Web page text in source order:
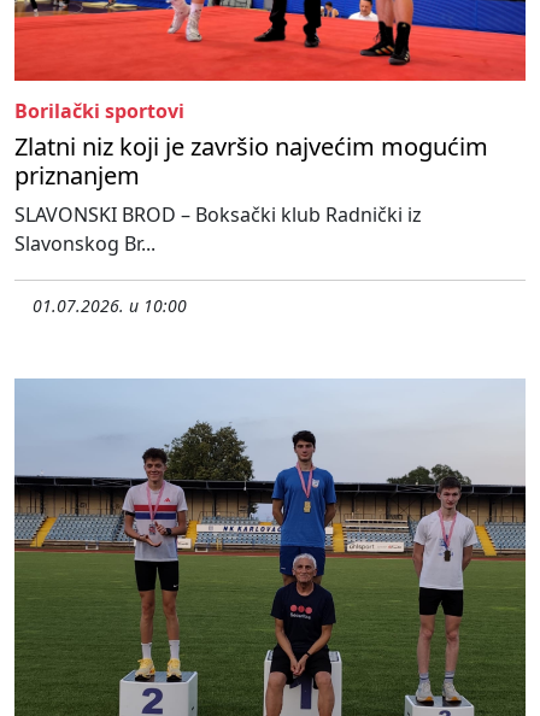
Borilački sportovi
Zlatni niz koji je završio najvećim mogućim
priznanjem
SLAVONSKI BROD – Boksački klub Radnički iz
Slavonskog Br...
01.07.2026. u 10:00